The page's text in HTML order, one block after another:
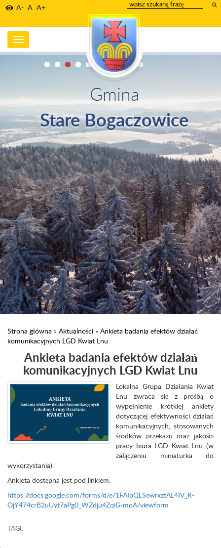
A- A A+
wpisz
szukany
tekst
Toggle
navigation
Gmina
Stare Bogaczowice
Strona główna » Aktualności » Ankieta badania efektów działań
komunikacyjnych LGD Kwiat Lnu
Ankieta badania efektów działań
komunikacyjnych LGD Kwiat Lnu
Lokalna Grupa Działania Kwiat
Lnu zwraca się z prośbą o
wypełnienie krótkiej ankiety
dotyczącej efektywności działań
komunikacyjnych, stosowanych
środków przekazu oraz jakości
pracy biura LGD Kwiat Lnu (w
załączeniu miniaturka do
wykorzystania).
Ankieta dostępna jest pod linkiem:
https://docs.google.com/forms/d/e/1FAIpQLSewrxztAL4IV_R-
OjY474crB2uUyt7aPg0_WZdju4ZqiG-moA/viewform
TAGI: